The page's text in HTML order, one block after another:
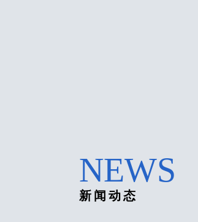
NEWS
新闻动态